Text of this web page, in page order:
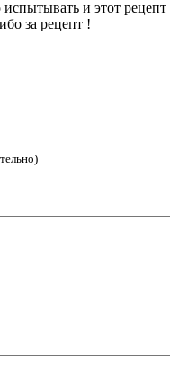
и этот
за рецепт !